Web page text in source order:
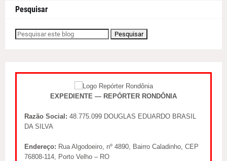
Pesquisar
EXPEDIENTE — REPÓRTER RONDÔNIA
Razão Social: 48.775.099 DOUGLAS EDUARDO BRASIL
DA SILVA
Endereço: Rua Algodoeiro, nº 4890, Bairro Caladinho, CEP
76808-114, Porto Velho – RO